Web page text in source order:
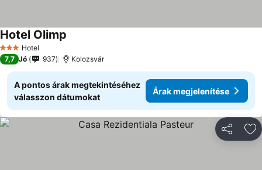
3 Kategória
Hotel
Hotel Olimp
7,7 Jó 937 Kolozsvár
A pontos árak megtekintéséhez
válasszon dátumokat
Árak megjelenítése